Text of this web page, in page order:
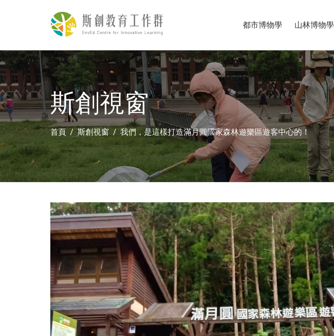
都市博物學 山林博物學
斯創視窗
首頁 斯創視窗 我們，是這樣打造滿月圓國家森林遊樂區遊客中心的！